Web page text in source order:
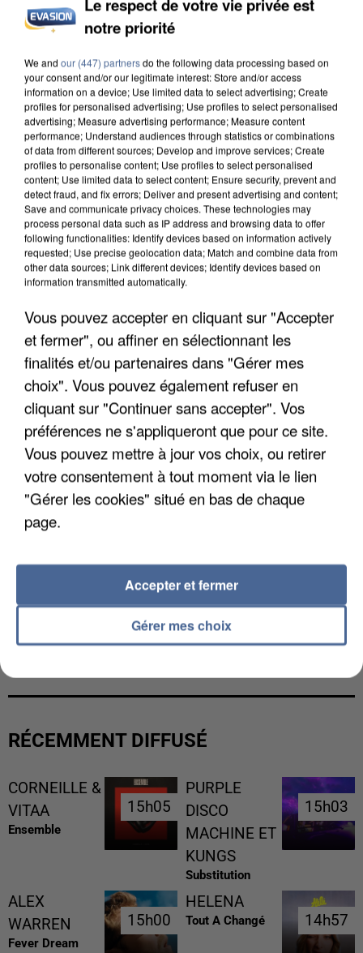
INCENDIES : L’ÎLE-DE-FRANCE LANCE UN ÉLAN
DE SOLIDARITÉ AVEC LES...
APRÈS TOUTES CES CANICULES, LES REFUGES
DE FAUNE SAUVAGE SONT...
L’UN DES FONDATEURS SUPPOSÉS DE LA DZ
RÉCEMMENT DIFFUSÉ
CORNEILLE &
VITAA
Ensemble
15h05
15h05
PURPLE
DISCO
MACHINE ET
KUNGS
Substitution
15h03
15h03
ALEX
WARREN
Fever Dream
15h00
15h00
HELENA
Tout A Changé 14h57
14h57
Le respect de votre vie privée est
notre priorité
We and our (447) partnersdo the following data processing based on
your consent and/or our legitimate interest: Store and/or access
information on a device; Use limited data to select advertising; Create
profiles for personalised advertising; Use profiles to select personalised
advertising; Measure advertising performance; Measure content
performance; Understand audiences through statistics or combinations
of data from different sources; Develop and improve services; Create
profiles to personalise content; Use profiles to select personalised
content; Use limited data to select content; Ensure security, prevent and
detect fraud, and fix errors; Deliver and present advertising and content;
Save and communicate privacy choices. These technologies may
process personal data such as IP address and browsing data to offer
following functionalities: Identify devices based on information actively
requested; Use precise geolocation data; Match and combine data from
other data sources; Link different devices; Identify devices based on
information transmitted automatically.
Vous pouvez accepter en cliquant sur "Accepter
et fermer", ou affiner en sélectionnant les
finalités et/ou partenaires dans "Gérer mes
choix". Vous pouvez également refuser en
cliquant sur "Continuer sans accepter". Vos
préférences ne s'appliqueront que pour ce site.
Vous pouvez mettre à jour vos choix, ou retirer
votre consentement à tout moment via le lien
"Gérer les cookies" situé en bas de chaque
page.
Gérer mes choix
Accepter et fermer